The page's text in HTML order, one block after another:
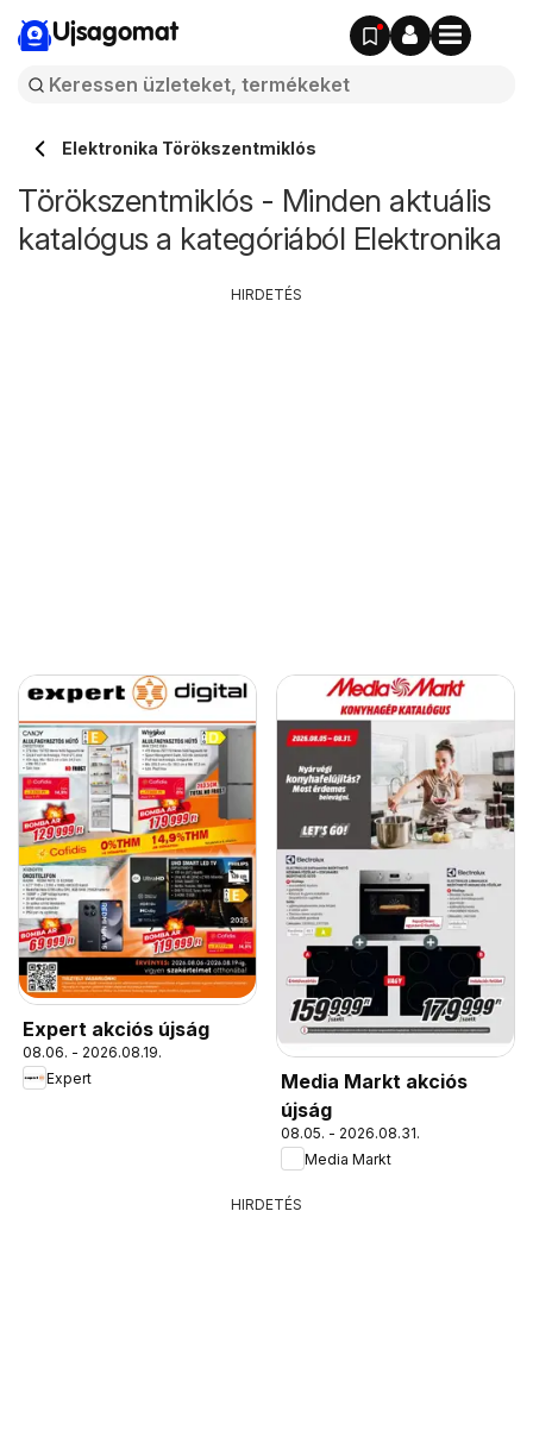
Ujsagomat
Elektronika Törökszentmiklós
Törökszentmiklós - Minden aktuális
katalógus a kategóriából Elektronika
Expert akciós újság
08.06. - 2026.08.19.
Expert
Media Markt akciós
újság
08.05. - 2026.08.31.
Media Markt
HIRDETÉS
HIRDETÉS